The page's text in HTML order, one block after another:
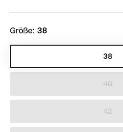
Größe: 38
38
40
42